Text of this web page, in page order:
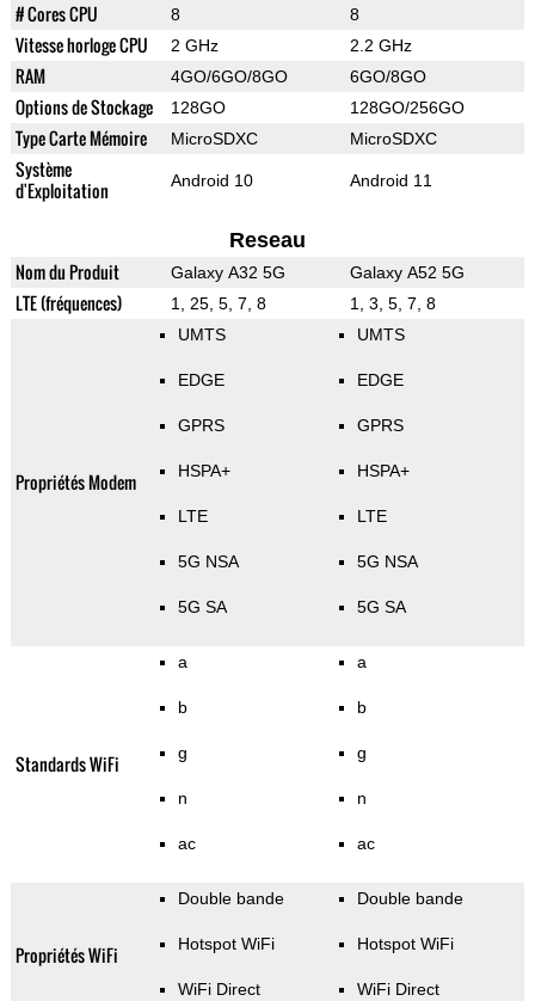
# Cores CPU 8 8
Vitesse horloge CPU 2 GHz 2.2 GHz
RAM 4GO/6GO/8GO 6GO/8GO
Options de Stockage 128GO 128GO/256GO
Type Carte Mémoire MicroSDXC MicroSDXC
Système
d'Exploitation
Android 10 Android 11
Reseau
Nom du Produit Galaxy A32 5G Galaxy A52 5G
LTE (fréquences) 1, 25, 5, 7, 8 1, 3, 5, 7, 8
Propriétés Modem
UMTS
EDGE
GPRS
HSPA+
LTE
5G NSA
5G SA
UMTS
EDGE
GPRS
HSPA+
LTE
5G NSA
5G SA
Standards WiFi
a
b
g
n
ac
a
b
g
n
ac
Propriétés WiFi
Double bande
Hotspot WiFi
WiFi Direct
Double bande
Hotspot WiFi
WiFi Direct